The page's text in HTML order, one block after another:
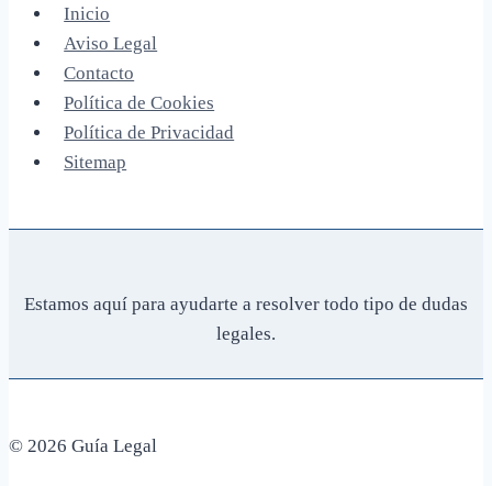
Inicio
Aviso Legal
Contacto
Política de Cookies
Política de Privacidad
Sitemap
Estamos aquí para ayudarte a resolver todo tipo de dudas
legales.
© 2026 Guía Legal